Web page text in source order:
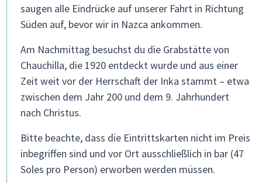
saugen alle Eindrücke auf unserer Fahrt in Richtung
Süden auf, bevor wir in Nazca ankommen.
Am Nachmittag besuchst du die Grabstätte von
Chauchilla, die 1920 entdeckt wurde und aus einer
Zeit weit vor der Herrschaft der Inka stammt – etwa
zwischen dem Jahr 200 und dem 9. Jahrhundert
nach Christus.
Bitte beachte, dass die Eintrittskarten nicht im Preis
inbegriffen sind und vor Ort ausschließlich in bar (47
Soles pro Person) erworben werden müssen.